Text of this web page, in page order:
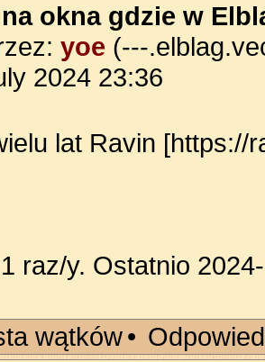
okna gdzie w
yoe (---
2024 23:36
lat Ravin [https://
raz/y. Ostatnio
wątków•